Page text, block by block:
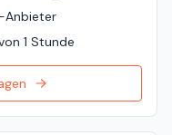
Anbieter
1 Stunde